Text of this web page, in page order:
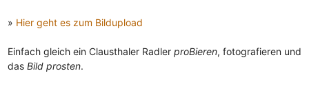
» Hier geht es zum Bildupload
Einfach gleich ein Clausthaler Radler proBieren, fotografieren und
das Bild prosten.